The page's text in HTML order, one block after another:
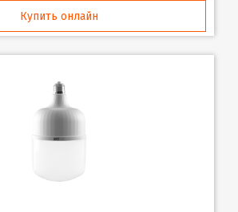
Купить онлайн